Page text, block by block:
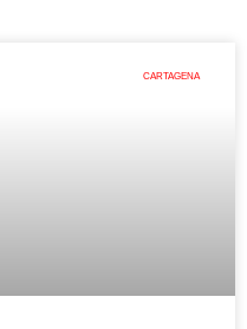
CARTAGENA